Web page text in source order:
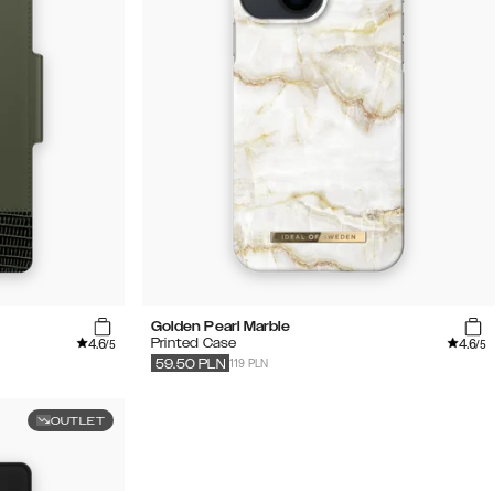
4.6/5
Golden Pearl Marble
Printed Case
4.6/5
119 PLN
59.50 PLN
OUTLET